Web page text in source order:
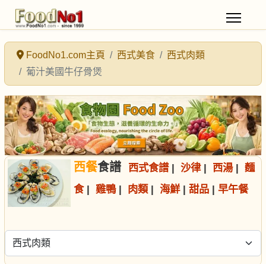
FoodNo1.com主頁 西式美食
西式肉類
葡汁美國牛仔骨煲
西餐食譜 西式食譜| 沙律| 西湯| 麵
食| 雞鴨| 肉類 | 海鮮| 甜品 | 早午餐
選擇食譜分類